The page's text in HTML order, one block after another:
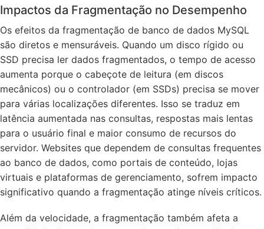
Impactos da Fragmentação no Desempenho
Os efeitos da fragmentação de banco de dados MySQL
são diretos e mensuráveis. Quando um disco rígido ou
SSD precisa ler dados fragmentados, o tempo de acesso
aumenta porque o cabeçote de leitura (em discos
mecânicos) ou o controlador (em SSDs) precisa se mover
para várias localizações diferentes. Isso se traduz em
latência aumentada nas consultas, respostas mais lentas
para o usuário final e maior consumo de recursos do
servidor. Websites que dependem de consultas frequentes
ao banco de dados, como portais de conteúdo, lojas
virtuais e plataformas de gerenciamento, sofrem impacto
significativo quando a fragmentação atinge níveis críticos.
Além da velocidade, a fragmentação também afeta a